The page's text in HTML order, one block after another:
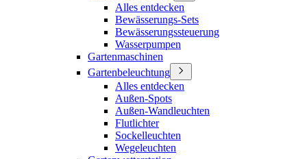
Alles entdecken
Bewässerungs-Sets
Bewässerungssteuerung
Wasserpumpen
Gartenmaschinen
Gartenbeleuchtung
Alles entdecken
Außen-Spots
Außen-Wandleuchten
Flutlichter
Sockelleuchten
Wegeleuchten